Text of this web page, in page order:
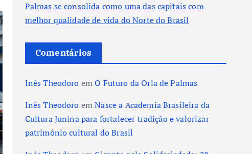
Palmas se consolida como uma das capitais com
melhor qualidade de vida do Norte do Brasil
Comentários
Inês Theodoro emO Futuro da Orla de Palmas
Inês Theodoro emNasce a Academia Brasileira da
Cultura Junina para fortalecer tradição e valorizar
patrimônio cultural do Brasil